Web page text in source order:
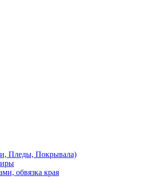
Пледы, Покрывала)
обвязка края